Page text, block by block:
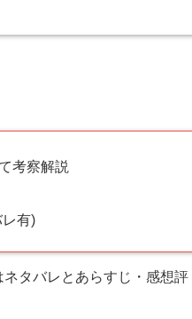
考察解説
有)
タバレとあらすじ・感想評